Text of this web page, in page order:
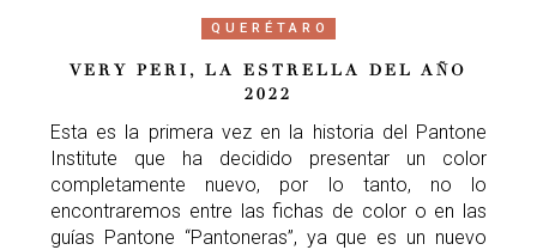
QUERÉTARO
VERY PERI, LA ESTRELLA DEL AÑO
2022
Esta es la primera vez en la historia del Pantone
Institute que ha decidido presentar un color
completamente nuevo, por lo tanto, no lo
encontraremos entre las fichas de color o en las
guías Pantone “Pantoneras”, ya que es un nuevo